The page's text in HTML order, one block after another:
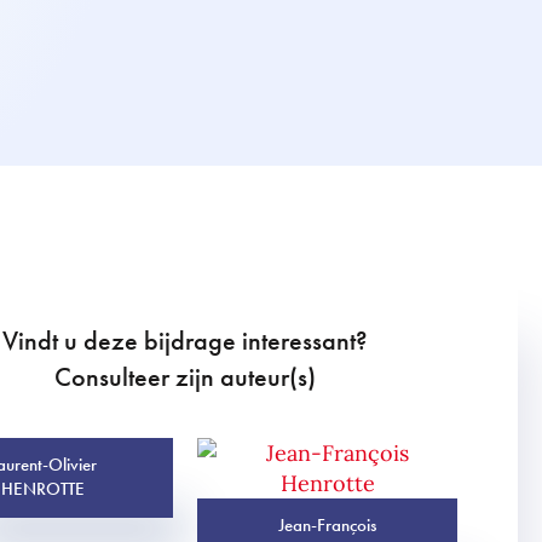
Vindt u deze bijdrage interessant?
Consulteer zijn auteur(s)
Olivier
HENROTTE
Jean-François